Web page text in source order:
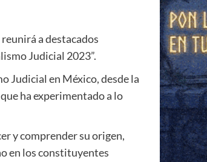
a destacados
Judicial 2023”.
Judicial en México, desde la
ha experimentado a lo
y comprender su origen,
en los constituyentes